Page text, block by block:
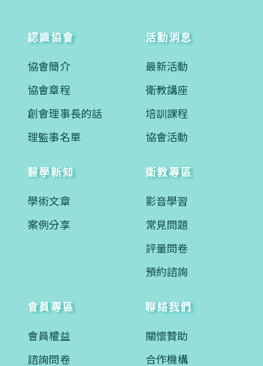
認識協會
協會簡介
協會章程
創會理事長的話
理監事名單
活動消息
最新活動
衛教講座
培訓課程
協會活動
醫學新知
學術文章
案例分享
衛教專區
影音學習
常見問題
評量問卷
預約諮詢
會員專區
會員權益
諮詢問卷
聯絡我們
關懷贊助
合作機構